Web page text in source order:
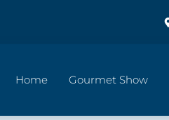
Home Gourmet Show